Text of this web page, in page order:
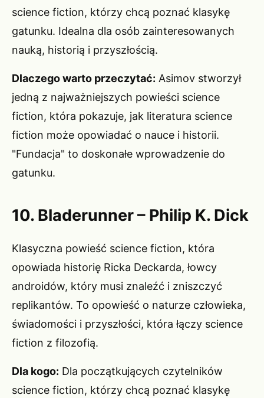
science fiction, którzy chcą poznać klasykę
gatunku. Idealna dla osób zainteresowanych
nauką, historią i przyszłością.
Dlaczego warto przeczytać: Asimov stworzył
jedną z najważniejszych powieści science
fiction, która pokazuje, jak literatura science
fiction może opowiadać o nauce i historii.
"Fundacja" to doskonałe wprowadzenie do
gatunku.
10. Bladerunner – Philip K. Dick
Klasyczna powieść science fiction, która
opowiada historię Ricka Deckarda, łowcy
androidów, który musi znaleźć i zniszczyć
replikantów. To opowieść o naturze człowieka,
świadomości i przyszłości, która łączy science
fiction z filozofią.
Dla kogo: Dla początkujących czytelników
science fiction, którzy chcą poznać klasykę